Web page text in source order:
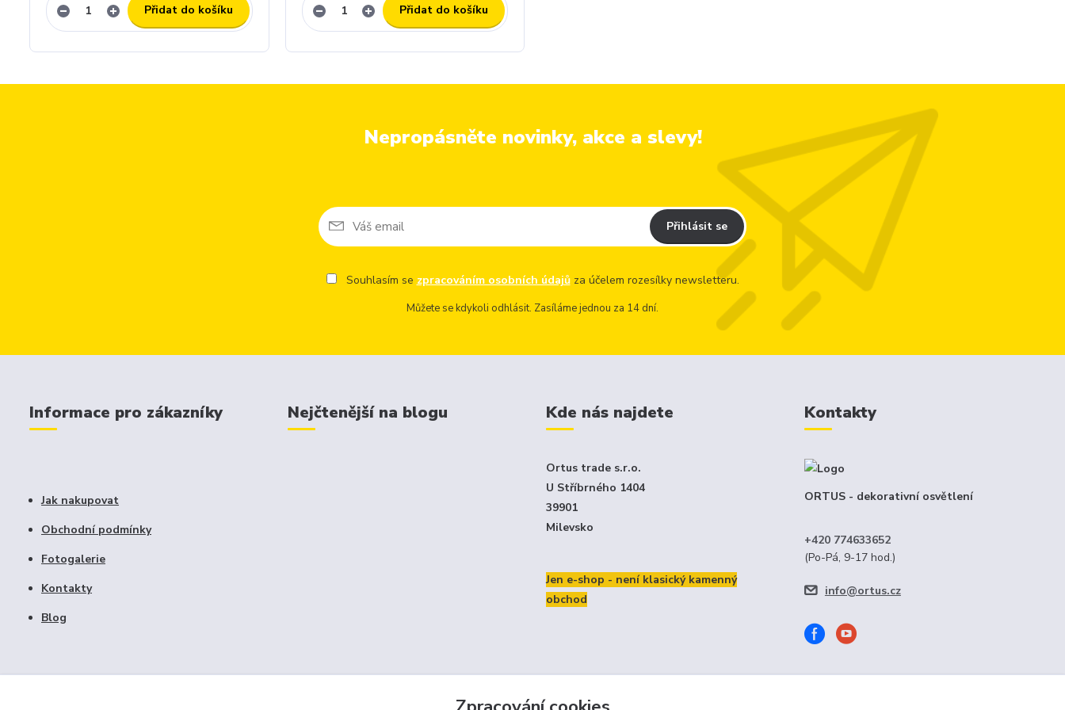
Přidat do košíku Přidat do košíku
Nepropásněte novinky, akce a slevy!
Přihlásit se
Souhlasím se zpracováním osobních údajůza účelem rozesílky newsletteru.
Můžete se kdykoli odhlásit. Zasíláme jednou za 14 dní.
Informace pro zákazníky
Jak nakupovat
Obchodní podmínky
Fotogalerie
Kontakty
Blog
Nejčtenější na blogu Kde nás najdete
Ortus trade s.r.o.
U Stříbrného 1404
39901
Milevsko
Jen e-shop - není klasický kamenný
obchod
Kontakty
ORTUS - dekorativní osvětlení
+420 774633652
(Po-Pá, 9-17 hod.)
info@ortus.cz